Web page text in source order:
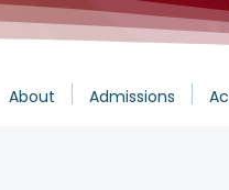
About Admissions